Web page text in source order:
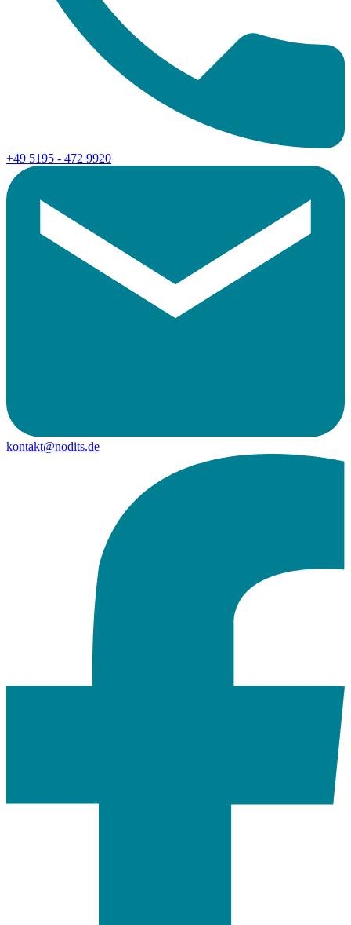
+49 5195 - 472 9920
kontakt@nodits.de